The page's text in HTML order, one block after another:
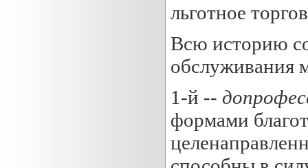
льготное
Всю историю
обслуживания
1-й --
формами